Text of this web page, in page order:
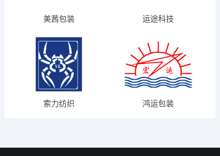
美茜包装 运途科技
索力纺织 鸿运包装